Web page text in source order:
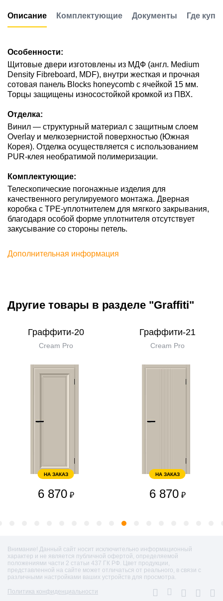
Описание Комплектующие Документы Где
Особенности:
Щитовые двери изготовлены из МДФ (англ. Medium
Density Fibreboard, MDF), внутри жесткая и прочная
сотовая панель Blocks honeycomb с ячейкой 15 мм.
Торцы защищены износостойкой кромкой из ПВХ.
Отделка:
Винил — структурный материал с защитным слоем
Overlay и мелкозернистой поверхностью (Южная
Корея). Отделка осуществляется с использованием
PUR-клея необратимой полимеризации.
Комплектующие:
Телескопические погонажные изделия для
качественного регулируемого монтажа. Дверная
коробка с TPE-уплотнителем для мягкого закрывания,
благодаря особой форме уплотнителя отсутствует
закусывание со стороны петель.
Дополнительная информация
Другие товары в разделе "Graffiti"
Граффити-20
Cream Pro
НА ЗАКАЗ
6 870 ₽
Граффити-21
Cream Pro
НА ЗАКАЗ
6 870 ₽
Внимание! Данный сайт носит исключительно информационный
характер и не является публичной офертой, определяемой
положениями части 2 статьи 437 ГК РФ. Цвет продукции,
представленной на сайте может отличаться от реального, в связи с
различными настройками ваших устройств для просмотра.
Политика конфиденциальности